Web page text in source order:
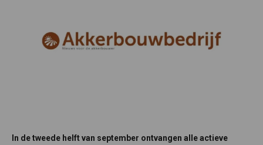
In de tweede helft van september ontvangen alle actieve